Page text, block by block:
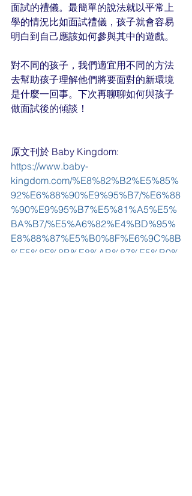
面試的禮儀。最簡單的說法就以平常上
學的情況比如面試禮儀，孩子就會容易
明白到自己應該如何參與其中的遊戲。
對不同的孩子，我們適宜用不同的方法
去幫助孩子理解他們將要面對的新環境
是什麼一回事。下次再聊聊如何與孩子
做面試後的傾談！
原文刊於 Baby Kingdom:
https://www.baby-
kingdom.com/%E8%82%B2%E5%85%
92%E6%88%90%E9%95%B7/%E6%88
%90%E9%95%B7%E5%81%A5%E5%
BA%B7/%E5%A6%82%E4%BD%95%
E8%88%87%E5%B0%8F%E6%9C%8B
%E5%8F%8B%E8%AB%87%E5%B0%